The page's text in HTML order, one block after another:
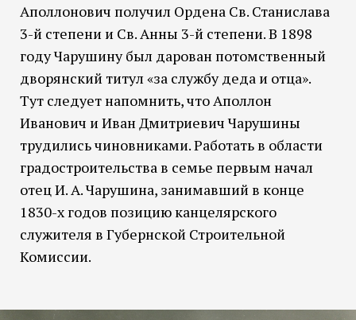
Аполлонович получил Ордена Св. Станислава
3-й степени и Св. Анны 3-й степени. В 1898
году Чарушину был дарован потомственный
дворянский титул «за службу деда и отца».
Тут следует напомнить, что Аполлон
Иванович и Иван Дмитриевич Чарушины
трудились чиновниками. Работать в области
градостроительства в семье первым начал
отец И. А. Чарушина, занимавший в конце
1830-х годов позицию канцелярского
служителя в Губернской Строительной
Комиссии.